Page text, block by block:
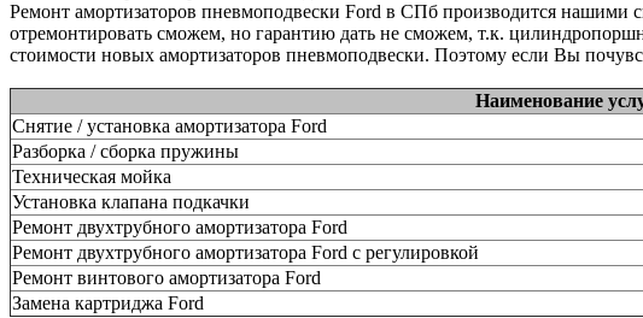
Ремонт амортизаторов пневмоподвески Ford в СПб производится нашими
отремонтировать сможем, но гарантию дать не сможем, т.к.
стоимости новых амортизаторов пневмоподвески. Поэтому если Вы
Наименование
Снятие / установка амортизатора Ford
Разборка / сборка пружины
Техническая мойка
Установка клапана подкачки
Ремонт двухтрубного амортизатора Ford
Ремонт двухтрубного амортизатора Ford с регулировкой
Ремонт винтового амортизатора Ford
Замена картриджа Ford